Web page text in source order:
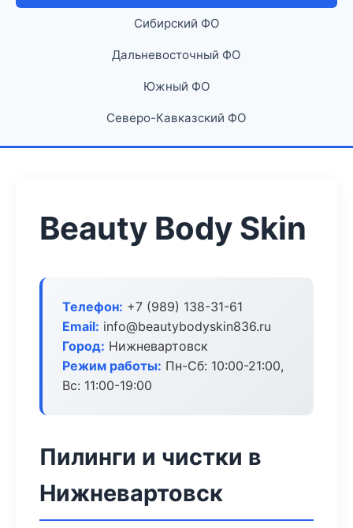
Сибирский ФО
Дальневосточный ФО
Южный ФО
Северо-Кавказский ФО
Beauty Body Skin
Телефон: +7 (989) 138-31-61
Email: info@beautybodyskin836.ru
Город: Нижневартовск
Режим работы: Пн-Сб: 10:00-21:00,
Вс: 11:00-19:00
Пилинги и чистки в
Нижневартовск